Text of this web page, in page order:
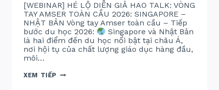
[WEBINAR] HÉ LỘ DIỄN GIẢ HAO TALK: VÒNG
TAY AMSER TOÀN CẦU 2026: SINGAPORE –
NHẬT BẢN Vòng tay Amser toàn cầu – Tiếp
bước du học 2026:
Singapore và Nhật Bản
là hai điểm đến du học nổi bật tại châu Á,
nơi hội tụ của chất lượng giáo dục hàng đầu,
môi…
XEM TIẾP VÒNG